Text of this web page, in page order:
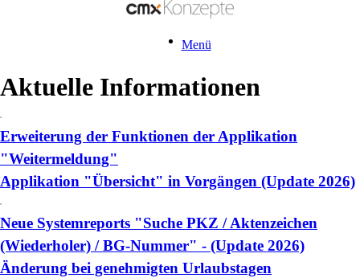
Menü
Aktuelle Informationen
Erweiterung der Funktionen der Applikation
"Weitermeldung"
Applikation "Übersicht" in Vorgängen (Update 2026)
Neue Systemreports "Suche PKZ / Aktenzeichen
(Wiederholer) / BG-Nummer" - (Update 2026)
Änderung bei genehmigten Urlaubstagen